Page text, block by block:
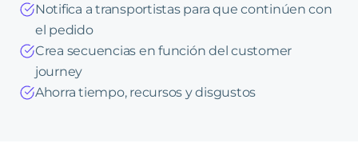
Notifica a transportistas para que continúen con
el pedido
Crea secuencias en función del customer
journey
Ahorra tiempo, recursos y disgustos